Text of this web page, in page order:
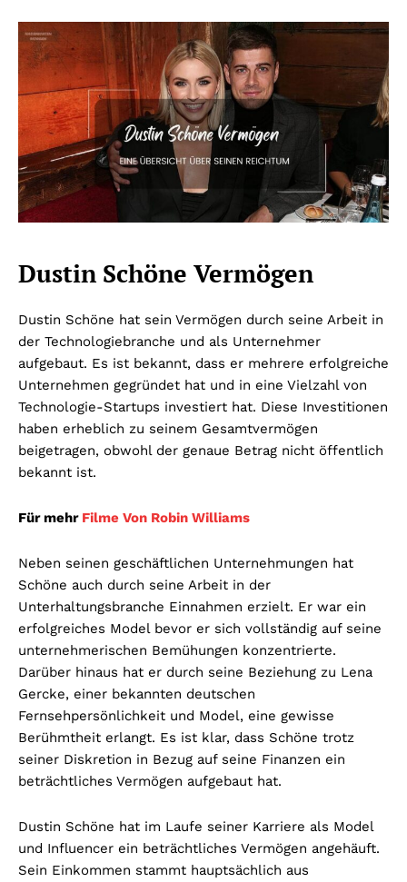
Dustin Schöne Vermögen
Dustin Schöne hat sein Vermögen durch seine Arbeit in
der Technologiebranche und als Unternehmer
aufgebaut. Es ist bekannt, dass er mehrere erfolgreiche
Unternehmen gegründet hat und in eine Vielzahl von
Technologie-Startups investiert hat. Diese Investitionen
haben erheblich zu seinem Gesamtvermögen
beigetragen, obwohl der genaue Betrag nicht öffentlich
bekannt ist.
Für mehr Filme Von Robin Williams
Neben seinen geschäftlichen Unternehmungen hat
Schöne auch durch seine Arbeit in der
Unterhaltungsbranche Einnahmen erzielt. Er war ein
erfolgreiches Model bevor er sich vollständig auf seine
unternehmerischen Bemühungen konzentrierte.
Darüber hinaus hat er durch seine Beziehung zu Lena
Gercke, einer bekannten deutschen
Fernsehpersönlichkeit und Model, eine gewisse
Berühmtheit erlangt. Es ist klar, dass Schöne trotz
seiner Diskretion in Bezug auf seine Finanzen ein
beträchtliches Vermögen aufgebaut hat.
Dustin Schöne hat im Laufe seiner Karriere als Model
und Influencer ein beträchtliches Vermögen angehäuft.
Sein Einkommen stammt hauptsächlich aus